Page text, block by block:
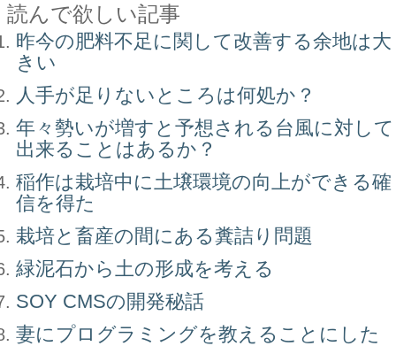
読んで欲しい記事
昨今の肥料不足に関して改善する余地は大
きい
人手が足りないところは何処か？
年々勢いが増すと予想される台風に対して
出来ることはあるか？
稲作は栽培中に土壌環境の向上ができる確
信を得た
栽培と畜産の間にある糞詰り問題
緑泥石から土の形成を考える
SOY CMSの開発秘話
妻にプログラミングを教えることにした